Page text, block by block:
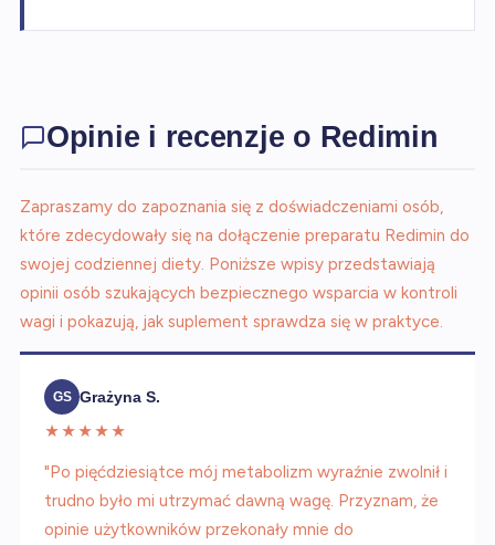
Opinie i recenzje o Redimin
Zapraszamy do zapoznania się z doświadczeniami osób,
które zdecydowały się na dołączenie preparatu Redimin do
swojej codziennej diety. Poniższe wpisy przedstawiają
opinii osób szukających bezpiecznego wsparcia w kontroli
wagi i pokazują, jak suplement sprawdza się w praktyce.
GS Grażyna S.
★★★★★
"Po pięćdziesiątce mój metabolizm wyraźnie zwolnił i
trudno było mi utrzymać dawną wagę. Przyznam, że
opinie użytkowników przekonały mnie do